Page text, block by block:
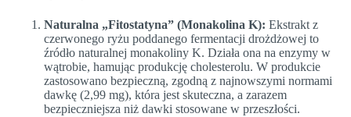
Naturalna „Fitostatyna” (Monakolina K): Ekstrakt z
czerwonego ryżu poddanego fermentacji drożdżowej to
źródło naturalnej monakoliny K. Działa ona na enzymy w
wątrobie, hamując produkcję cholesterolu. W produkcie
zastosowano bezpieczną, zgodną z najnowszymi normami
dawkę (2,99 mg), która jest skuteczna, a zarazem
bezpieczniejsza niż dawki stosowane w przeszłości.